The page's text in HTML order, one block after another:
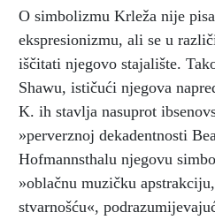
O simbolizmu Krleža nije
ekspresionizmu, ali se u
iščitati njegovo stajalište.
Shawu, ističući njegova
K. ih stavlja nasuprot
»perverznoj dekadentnosti
Hofmannsthalu njegovu
»oblačnu muzičku
stvarnošću«,